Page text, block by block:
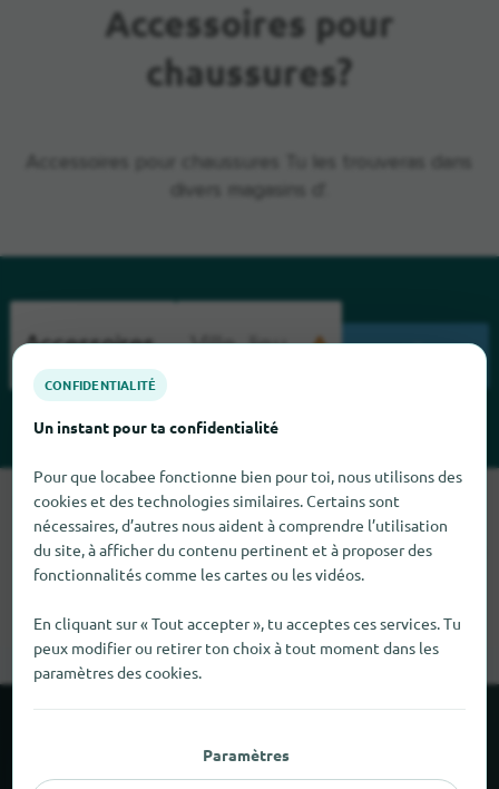
Emplacement actuel
Accessoires pour
chaussures?
Malheureusement, nous ne pouvons pas trouver Accessoires
pour chaussures pour le moment. Si tu sais où trouver
Accessoires pour chaussures ici, nous serions heureux que tu
nous le dises.
CONFIDENTIALITÉ
Un instant pour ta confidentialité
Pour que locabee fonctionne bien pour toi, nous utilisons des
cookies et des technologies similaires. Certains sont
nécessaires, d’autres nous aident à comprendre l’utilisation
du site, à afficher du contenu pertinent et à proposer des
fonctionnalités comme les cartes ou les vidéos.
En cliquant sur « Tout accepter », tu acceptes ces services. Tu
peux modifier ou retirer ton choix à tout moment dans les
paramètres des cookies.
Paramètres